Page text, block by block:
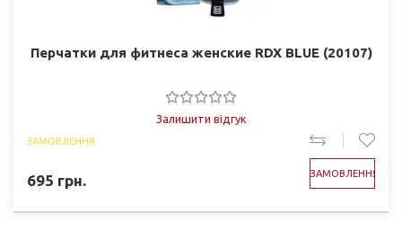
Перчатки для фитнеса женские RDX BLUE (20107)
Залишити відгук
ЗАМОВЛЕННЯ
695 грн. ЗАМОВЛЕННЯ